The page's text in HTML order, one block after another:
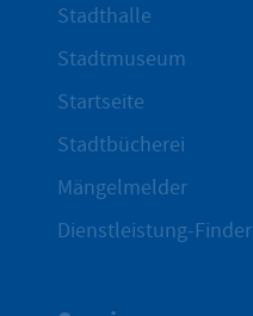
Stadthalle
Stadtmuseum
Startseite
Stadtbücherei
Mängelmelder
Dienstleistung-Finder